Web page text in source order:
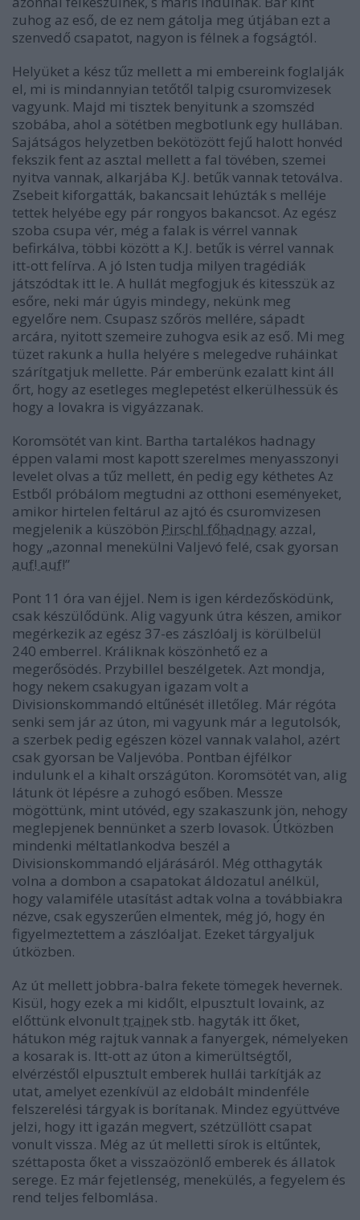
zuhog az eső, de ez nem gátolja meg útjában ezt a
szenvedő csapatot, nagyon is félnek a fogságtól.
Helyüket a kész tűz mellett a mi embereink foglalják
el, mi is mindannyian tetőtől talpig csuromvizesek
vagyunk. Majd mi tisztek benyitunk a szomszéd
szobába, ahol a sötétben megbotlunk egy hullában.
Sajátságos helyzetben bekötözött fejű halott honvéd
fekszik fent az asztal mellett a fal tövében, szemei
nyitva vannak, alkarjába K.J. betűk vannak tetoválva.
Zsebeit kiforgatták, bakancsait lehúzták s melléje
tettek helyébe egy pár rongyos bakancsot. Az egész
szoba csupa vér, még a falak is vérrel vannak
befirkálva, többi között a K.J. betűk is vérrel vannak
itt-ott felírva. A jó Isten tudja milyen tragédiák
játszódtak itt le. A hullát megfogjuk és kitesszük az
esőre, neki már úgyis mindegy, nekünk meg
egyelőre nem. Csupasz szőrös mellére, sápadt
arcára, nyitott szemeire zuhogva esik az eső. Mi meg
tüzet rakunk a hulla helyére s melegedve ruháinkat
szárítgatjuk mellette. Pár emberünk ezalatt kint áll
őrt, hogy az esetleges meglepetést elkerülhessük és
hogy a lovakra is vigyázzanak.
Koromsötét van kint. Bartha tartalékos hadnagy
éppen valami most kapott szerelmes menyasszonyi
levelet olvas a tűz mellett, én pedig egy kéthetes Az
Estből próbálom megtudni az otthoni eseményeket,
amikor hirtelen feltárul az ajtó és csuromvizesen
megjelenik a küszöbön Pirschl főhadnagy azzal,
hogy „azonnal menekülni Valjevó felé, csak gyorsan
auf! auf!”
Pont 11 óra van éjjel. Nem is igen kérdezősködünk,
csak készülődünk. Alig vagyunk útra készen, amikor
megérkezik az egész 37-es zászlóalj is körülbelül
240 emberrel. Králiknak köszönhető ez a
megerősödés. Przybillel beszélgetek. Azt mondja,
hogy nekem csakugyan igazam volt a
Divisionskommandó eltűnését illetőleg. Már régóta
senki sem jár az úton, mi vagyunk már a legutolsók,
a szerbek pedig egészen közel vannak valahol, azért
csak gyorsan be Valjevóba. Pontban éjfélkor
indulunk el a kihalt országúton. Koromsötét van, alig
látunk öt lépésre a zuhogó esőben. Messze
mögöttünk, mint utóvéd, egy szakaszunk jön, nehogy
meglepjenek bennünket a szerb lovasok. Útközben
mindenki méltatlankodva beszél a
Divisionskommandó eljárásáról. Még otthagyták
volna a dombon a csapatokat áldozatul anélkül,
hogy valamiféle utasítást adtak volna a továbbiakra
nézve, csak egyszerűen elmentek, még jó, hogy én
figyelmeztettem a zászlóaljat. Ezeket tárgyaljuk
útközben.
Az út mellett jobbra-balra fekete tömegek hevernek.
Kisül, hogy ezek a mi kidőlt, elpusztult lovaink, az
előttünk elvonult trainek stb. hagyták itt őket,
hátukon még rajtuk vannak a fanyergek, némelyeken
a kosarak is. Itt-ott az úton a kimerültségtől,
elvérzéstől elpusztult emberek hullái tarkítják az
utat, amelyet ezenkívül az eldobált mindenféle
felszerelési tárgyak is borítanak. Mindez együttvéve
jelzi, hogy itt igazán megvert, szétzüllött csapat
vonult vissza. Még az út melletti sírok is eltűntek,
széttaposta őket a visszaözönlő emberek és állatok
serege. Ez már fejetlenség, menekülés, a fegyelem és
rend teljes felbomlása.